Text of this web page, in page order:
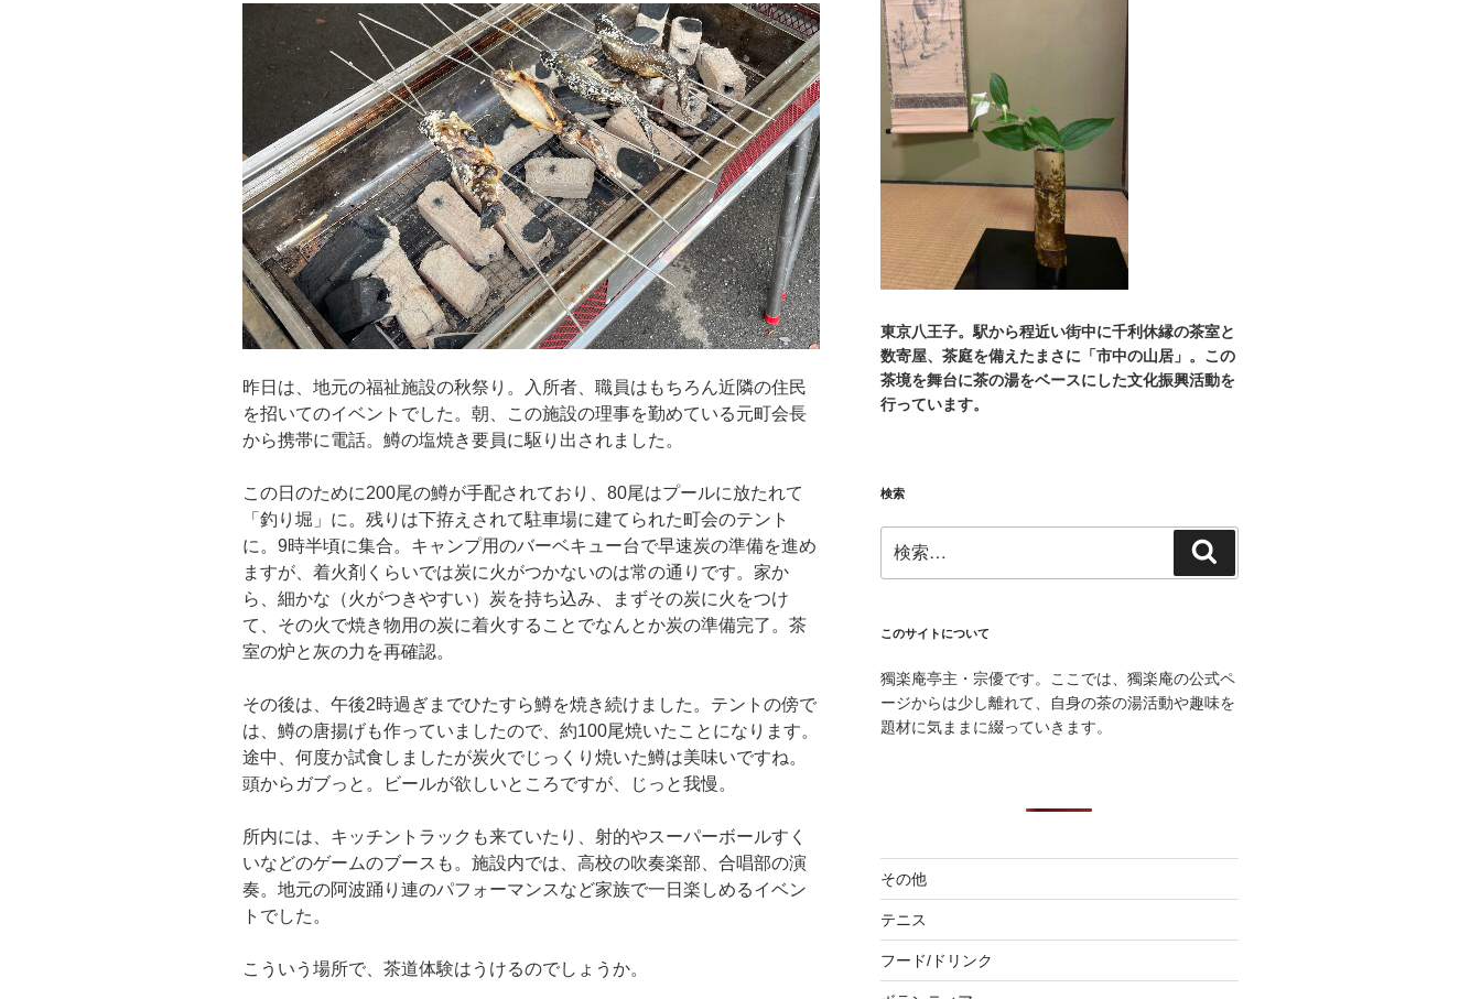
昨日は、地元の福祉施設の秋祭り。入所者、職員はもちろん近隣の住民
を招いてのイベントでした。朝、この施設の理事を勤めている元町会長
から携帯に電話。鱒の塩焼き要員に駆り出されました。
この日のために200尾の鱒が手配されており、80尾はプールに放たれて
「釣り堀」に。残りは下拵えされて駐車場に建てられた町会のテント
に。9時半頃に集合。キャンプ用のバーベキュー台で早速炭の準備を進め
ますが、着火剤くらいでは炭に火がつかないのは常の通りです。家か
ら、細かな（火がつきやすい）炭を持ち込み、まずその炭に火をつけ
て、その火で焼き物用の炭に着火することでなんとか炭の準備完了。茶
室の炉と灰の力を再確認。
その後は、午後2時過ぎまでひたすら鱒を焼き続けました。テントの傍で
は、鱒の唐揚げも作っていましたので、約100尾焼いたことになります。
途中、何度か試食しましたが炭火でじっくり焼いた鱒は美味いですね。
頭からガブっと。ビールが欲しいところですが、じっと我慢。
所内には、キッチントラックも来ていたり、射的やスーパーボールすく
いなどのゲームのブースも。施設内では、高校の吹奏楽部、合唱部の演
奏。地元の阿波踊り連のパフォーマンスなど家族で一日楽しめるイベン
トでした。
こういう場所で、茶道体験はうけるのでしょうか。
東京八王子。駅から程近い街中に千利休縁の茶室と
数寄屋、茶庭を備えたまさに「市中の山居」。この
茶境を舞台に茶の湯をベースにした文化振興活動を
行っています。
検索
索:
索
このサイトについて
獨楽庵亭主・宗優です。ここでは、獨楽庵の公式ペ
ージからは少し離れて、自身の茶の湯活動や趣味を
題材に気ままに綴っていきます。
その他
テニス
フード/ドリンク